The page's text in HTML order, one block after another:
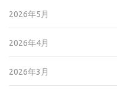
2026年5月
2026年4月
2026年3月